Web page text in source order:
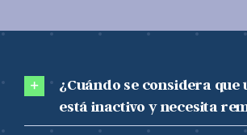
¿Cuándo se considera que
está inactivo y necesita